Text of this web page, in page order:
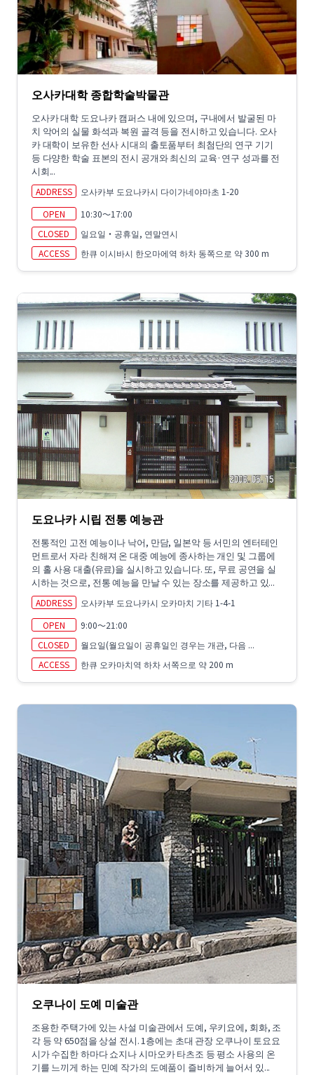
오사카대학 종합학술박물관
오사카 대학 도요나카 캠퍼스 내에 있으며, 구내에서 발굴된 마
치 악어의 실물 화석과 복원 골격 등을 전시하고 있습니다. 오사
카 대학이 보유한 선사 시대의 출토품부터 최첨단의 연구 기기
등 다양한 학술 표본의 전시 공개와 최신의 교육·연구 성과를 전
시회...
ADDRESS
오사카부 도요나카시 다이가네야마초 1-20
OPEN
10:30～17:00
CLOSED
일요일・공휴일, 연말연시
ACCESS
한큐 이시바시 한오마에역 하차 동쪽으로 약 300 m
도요나카 시립 전통 예능관
전통적인 고전 예능이나 낙어, 만담, 일본악 등 서민의 엔터테인
먼트로서 자라 친해져 온 대중 예능에 종사하는 개인 및 그룹에
의 홀 사용 대출(유료)을 실시하고 있습니다. 또, 무료 공연을 실
시하는 것으로, 전통 예능을 만날 수 있는 장소를 제공하고 있...
ADDRESS
오사카부 도요나카시 오카마치 기타 1-4-1
OPEN
9:00～21:00
CLOSED
월요일(월요일이 공휴일인 경우는 개관, 다음 ...
ACCESS
한큐 오카마치역 하차 서쪽으로 약 200 m
오쿠나이 도예 미술관
조용한 주택가에 있는 사설 미술관에서 도예, 우키요에, 회화, 조
각 등 약 650점을 상설 전시. 1층에는 초대 관장 오쿠나이 토요요
시가 수집한 하마다 쇼지나 시마오카 타츠조 등 평소 사용의 온
기를 느끼게 하는 민예 작가의 도예품이 즐비하게 늘어서 있...